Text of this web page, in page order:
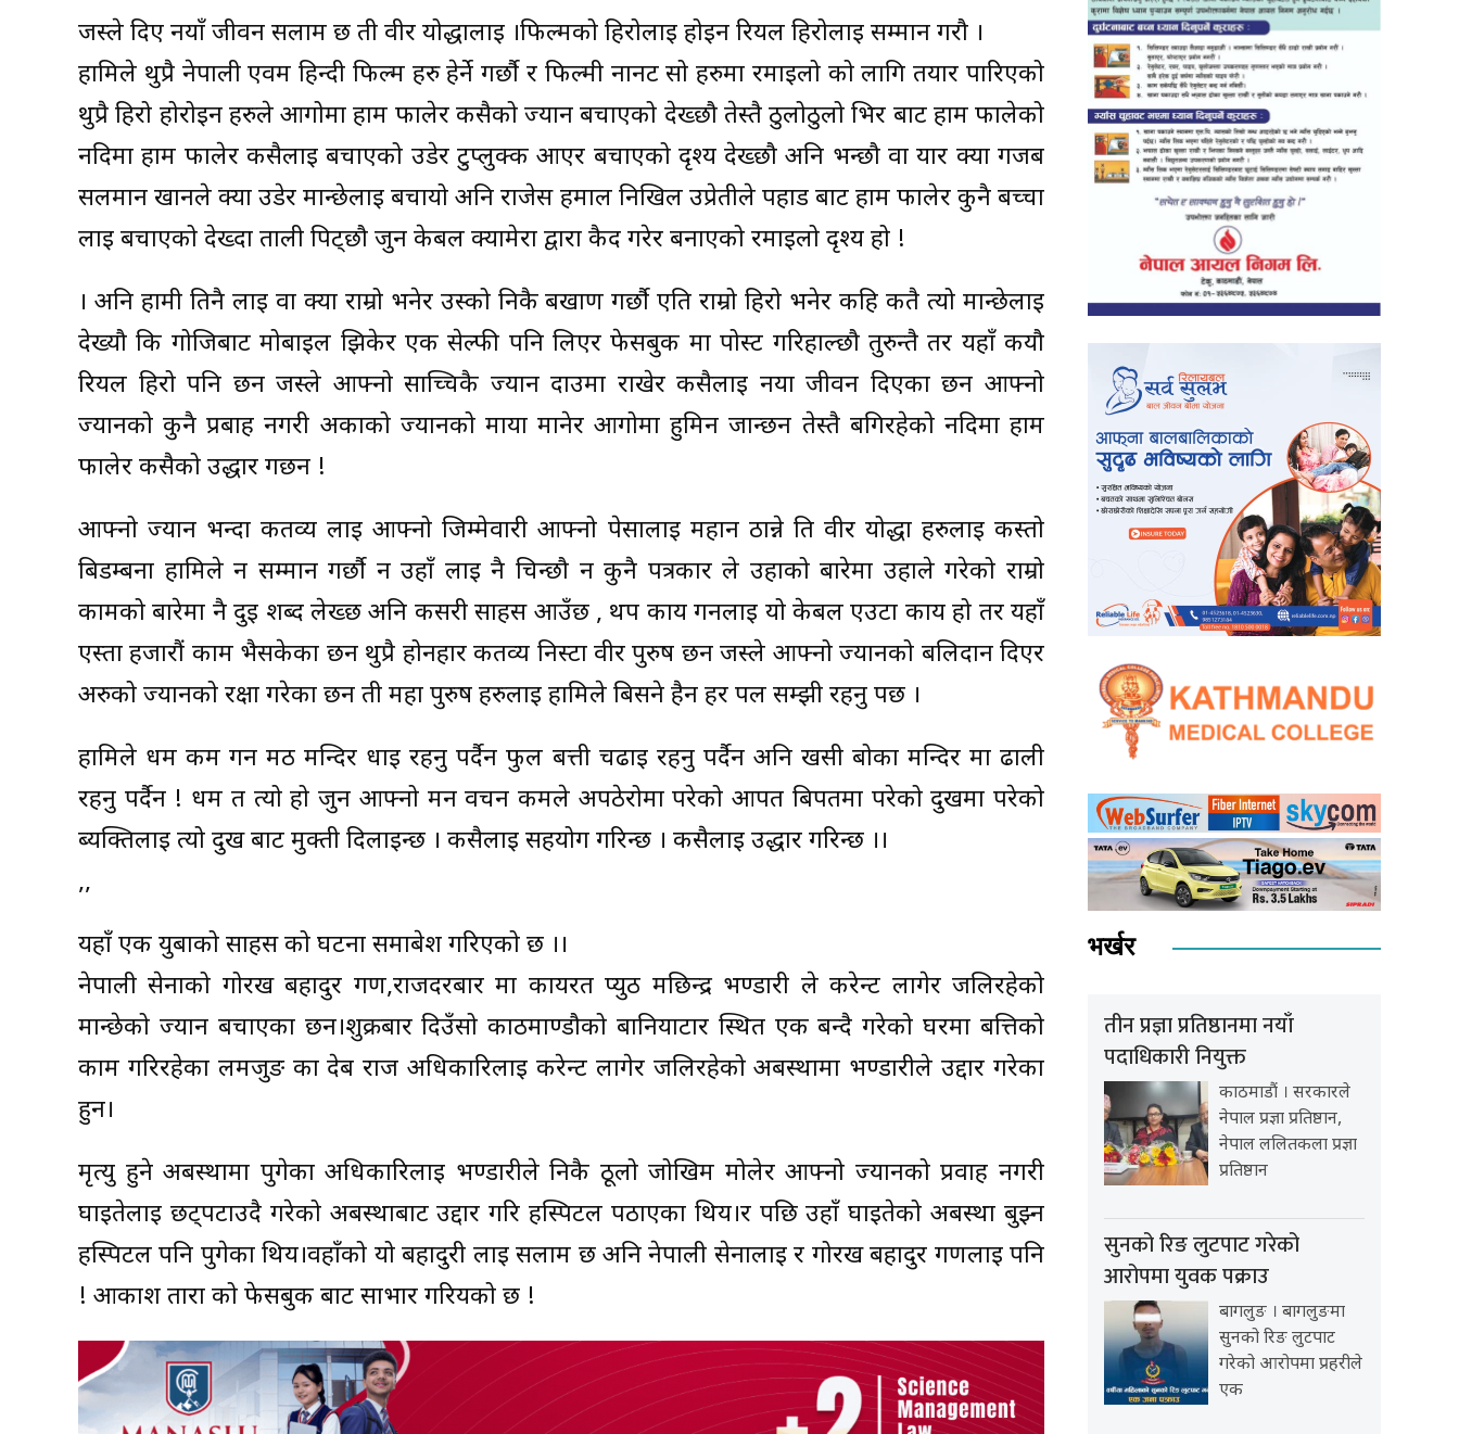
जस्ले दिए नयाँ जीवन सलाम छ ती वीर योद्धालाई ।फिल्मको हिरोलाई होइन रियल हिरोलाई सम्मान गरौ ।
हामिले थुप्रै नेपाली एवम हिन्दी फिल्म हरु हेर्ने गर्छौ र फिल्मी नानट सो हरुमा रमाइलो को लागि तयार पारिएको
थुप्रै हिरो होरोइन हरुले आगोमा हाम फालेर कसैको ज्यान बचाएको देख्छौ तेस्तै ठुलोठुलो भिर बाट हाम फालेको
नदिमा हाम फालेर कसैलाई बचाएको उडेर टुप्लुक्क आएर बचाएको दृश्य देख्छौ अनि भन्छौ वा यार क्या गजब
सलमान खानले क्या उडेर मान्छेलाइ बचायो अनि राजेस हमाल निखिल उप्रेतीले पहाड बाट हाम फालेर कुनै बच्चा
लाई बचाएको देख्दा ताली पिट्छौ जुन केबल क्यामेरा द्वारा कैद गरेर बनाएको रमाइलो दृश्य हो !
। अनि हामी तिनै लाई वा क्या राम्रो भनेर उस्को निकै बखाण गर्छौ एति राम्रो हिरो भनेर कहि कतै त्यो मान्छेलाई
देख्यौ कि गोजिबाट मोबाइल झिकेर एक सेल्फी पनि लिएर फेसबुक मा पोस्ट गरिहाल्छौ तुरुन्तै तर यहाँ कयौ
रियल हिरो पनि छन जस्ले आफ्नो साच्चिकै ज्यान दाउमा राखेर कसैलाई नया जीवन दिएका छन आफ्नो
ज्यानको कुनै प्रबाह नगरी अर्काको ज्यानको माया मानेर आगोमा हुमिन जान्छन तेस्तै बगिरहेको नदिमा हाम
फालेर कसैको उद्धार गर्छन !
आफ्नो ज्यान भन्दा कर्तव्य लाई आफ्नो जिम्मेवारी आफ्नो पेसालाई महान ठान्ने ति वीर योद्धा हरुलाई कस्तो
बिडम्बना हामिले न सम्मान गर्छौ न उहाँ लाई नै चिन्छौ न कुनै पत्रकार ले उहाको बारेमा उहाले गरेको राम्रो
कामको बारेमा नै दुई शब्द लेख्छ अनि कसरी साहस आउँछ , थप कार्य गर्नलाई यो केबल एउटा कार्य हो तर यहाँ
एस्ता हजारौं काम भैसकेका छन थुप्रै होनहार कर्तव्य निस्टा वीर पुरुष छन जस्ले आफ्नो ज्यानको बलिदान दिएर
अरुको ज्यानको रक्षा गरेका छन ती महा पुरुष हरुलाई हामिले बिर्सने हैन हर पल सम्झी रहनु पर्छ ।
हामिले धर्म कर्म गर्न मठ मन्दिर धाइ रहनु पर्दैन फुल बत्ती चढाइ रहनु पर्दैन अनि खसी बोका मन्दिर मा ढाली
रहनु पर्दैन ! धर्म त त्यो हो जुन आफ्नो मन वचन कर्मले अपठेरोमा परेको आपत बिपतमा परेको दुखमा परेको
ब्यक्तिलाई त्यो दुख बाट मुक्ती दिलाइन्छ । कसैलाई सहयोग गरिन्छ । कसैलाई उद्धार गरिन्छ ।।
,,
यहाँ एक युबाको साहस को घटना समाबेश गरिएको छ ।।
नेपाली सेनाको गोरख बहादुर गण,राजदरबार मा कार्यरत प्युठ मछिन्द्र भण्डारी ले करेन्ट लागेर जलिरहेको
मान्छेको ज्यान बचाएका छन।शुक्रबार दिउँसो काठमाण्डौको बानियाटार स्थित एक बन्दै गरेको घरमा बत्तिको
काम गरिरहेका लमजुङ का देब राज अधिकारिलाई करेन्ट लागेर जलिरहेको अबस्थामा भण्डारीले उद्दार गरेका
हुन।
मृत्यु हुने अबस्थामा पुगेका अधिकारिलाई भण्डारीले निकै ठूलो जोखिम मोलेर आफ्नो ज्यानको प्रवाह नगरी
घाईतेलाई छट्पटाउदै गरेको अबस्थाबाट उद्दार गरि हस्पिटल पठाएका थिय।र पछि उहाँ घाईतेको अबस्था बुझ्न
हस्पिटल पनि पुगेका थिय।वहाँको यो बहादुरी लाई सलाम छ अनि नेपाली सेनालाई र गोरख बहादुर गणलाई पनि
! आकाश तारा को फेसबुक बाट साभार गरियको छ !
भर्खर
तीन प्रज्ञा प्रतिष्ठानमा नयाँ
पदाधिकारी नियुक्त
काठमाडौं । सरकारले
नेपाल प्रज्ञा प्रतिष्ठान,
नेपाल ललितकला प्रज्ञा
प्रतिष्ठान
सुनको रिङ लुटपाट गरेको
आरोपमा युवक पक्राउ
बागलुङ । बागलुङमा
सुनको रिङ लुटपाट
गरेको आरोपमा प्रहरीले
एक